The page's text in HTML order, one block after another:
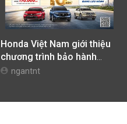
Honda Việt Nam giới thiệu
chương trình bảo hành
chính hãng lên tới 10 năm
ngantnt